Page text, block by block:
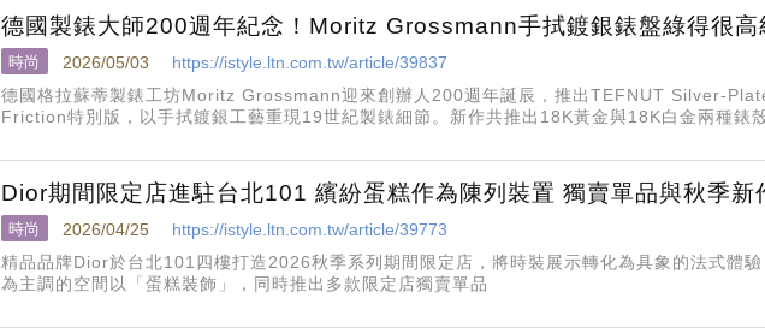
德國製錶大師200週年紀念！Moritz Grossmann手拭鍍銀錶盤綠得很高
時尚 2026/05/03
https://istyle.ltn.com.tw/article/39837
德國格拉蘇蒂製錶工坊Moritz Grossmann迎來創辦人200週年誕辰，推出TEFNUT Silver-
Friction特別版，以手拭鍍銀工藝重現19世紀製錶細節。新作共推出18K黃金與18K白金兩種錶殼
Dior期間限定店進駐台北101 繽紛蛋糕作為陳列裝置 獨賣單品與秋季新
時尚 2026/04/25
https://istyle.ltn.com.tw/article/39773
精品品牌Dior於台北101四樓打造2026秋季系列期間限定店，將時裝展示轉化為具象的法式體
為主調的空間以「蛋糕裝飾」，同時推出多款限定店獨賣單品